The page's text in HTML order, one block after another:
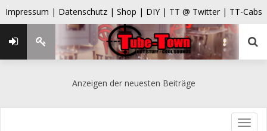
Impressum | Datenschutz | Shop | DIY | TT @ Twitter | TT-Cabs
Anzeigen der neuesten Beiträge